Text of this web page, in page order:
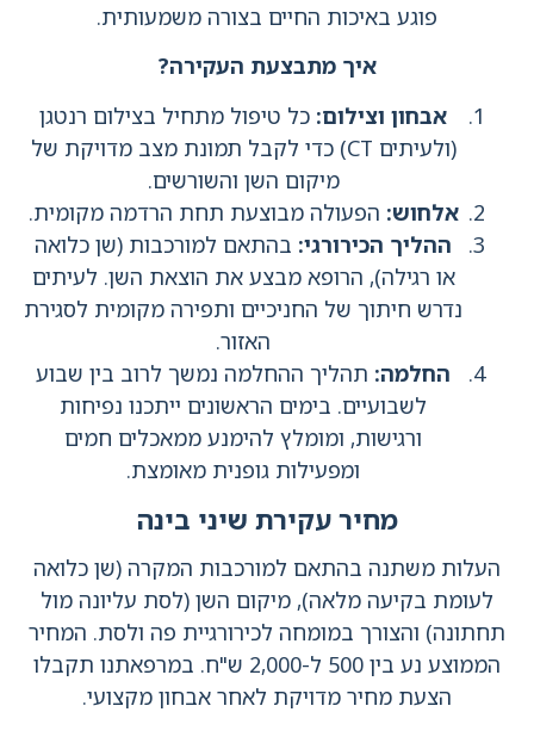
פוגע באיכות החיים בצורה משמעותית.
איך מתבצעת העקירה?
אבחון וצילום: כל טיפול מתחיל בצילום רנטגן
(ולעיתים CT) כדי לקבל תמונת מצב מדויקת של
מיקום השן והשורשים.
אלחוש: הפעולה מבוצעת תחת הרדמה מקומית.
ההליך הכירורגי: בהתאם למורכבות (שן כלואה
או רגילה), הרופא מבצע את הוצאת השן. לעיתים
נדרש חיתוך של החניכיים ותפירה מקומית לסגירת
האזור.
החלמה: תהליך ההחלמה נמשך לרוב בין שבוע
לשבועיים. בימים הראשונים ייתכנו נפיחות
ורגישות, ומומלץ להימנע ממאכלים חמים
ומפעילות גופנית מאומצת.
מחיר עקירת שיני בינה
העלות משתנה בהתאם למורכבות המקרה (שן כלואה
לעומת בקיעה מלאה), מיקום השן (לסת עליונה מול
תחתונה) והצורך במומחה לכירורגיית פה ולסת. המחיר
הממוצע נע בין 500 ל-2,000 ש"ח. במרפאתנו תקבלו
הצעת מחיר מדויקת לאחר אבחון מקצועי.